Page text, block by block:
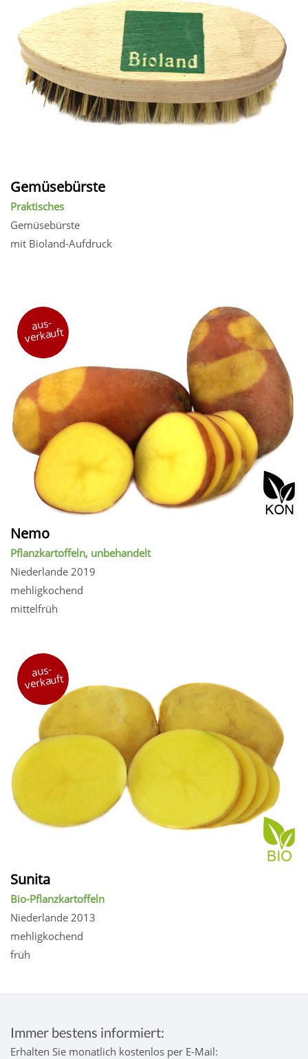
Gemüsebürste
Praktisches
Gemüsebürste
mit Bioland-Aufdruck
aus-
verkauft
Nemo
Pflanzkartoffeln, unbehandelt
Niederlande 2019
mehligkochend
mittelfrüh
aus-
verkauft
Sunita
Bio-Pflanzkartoffeln
Niederlande 2013
mehligkochend
früh
Immer bestens informiert:
Erhalten Sie monatlich kostenlos per E-Mail: